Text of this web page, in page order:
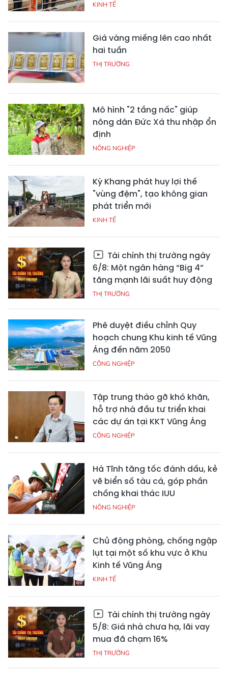
KINH TẾ
Giá vàng miếng lên cao nhất
hai tuần
THỊ TRƯỜNG
Mô hình "2 tầng nấc" giúp
nông dân Đức Xá thu nhập ổn
định
NÔNG NGHIỆP
Kỳ Khang phát huy lợi thế
"vùng đệm", tạo không gian
phát triển mới
KINH TẾ
Tài chính thị trường ngày
6/8: Một ngân hàng “Big 4”
tăng mạnh lãi suất huy động
THỊ TRƯỜNG
Phê duyệt điều chỉnh Quy
hoạch chung Khu kinh tế Vũng
Áng đến năm 2050
CÔNG NGHIỆP
Tập trung tháo gỡ khó khăn,
hỗ trợ nhà đầu tư triển khai
các dự án tại KKT Vũng Áng
CÔNG NGHIỆP
Hà Tĩnh tăng tốc đánh dấu, kẻ
vẽ biển số tàu cá, góp phần
chống khai thác IUU
NÔNG NGHIỆP
Chủ động phòng, chống ngập
lụt tại một số khu vực ở Khu
Kinh tế Vũng Áng
KINH TẾ
Tài chính thị trường ngày
5/8: Giá nhà chưa hạ, lãi vay
mua đã chạm 16%
THỊ TRƯỜNG